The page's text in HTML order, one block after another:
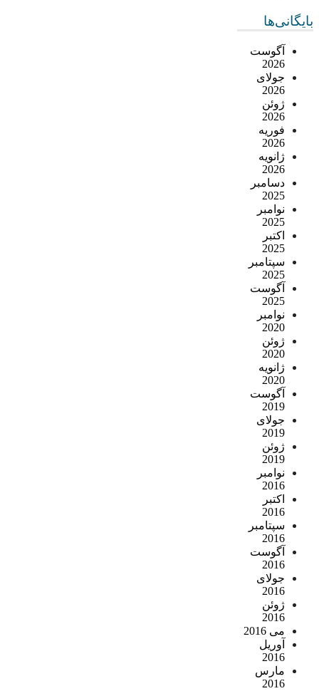
بایگانی‌ها
آگوست
2026
جولای
2026
ژوئن
2026
فوریه
2026
ژانویه
2026
دسامبر
2025
نوامبر
2025
اکتبر
2025
سپتامبر
2025
آگوست
2025
نوامبر
2020
ژوئن
2020
ژانویه
2020
آگوست
2019
جولای
2019
ژوئن
2019
نوامبر
2016
اکتبر
2016
سپتامبر
2016
آگوست
2016
جولای
2016
ژوئن
2016
می 2016
آوریل
2016
مارس
2016